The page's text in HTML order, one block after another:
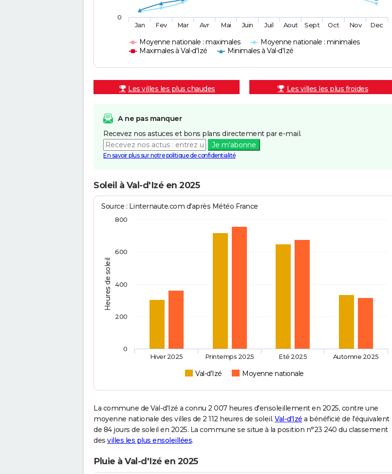
Moyenne nationale : maximales
Moyenne nationale : minimales
Maximales à Val-d'Izé
Minimales à Val-d'Izé
Jan Fev Mar Avr Mai Juin Juil Aout Sept Oct Nov Dec
0
Les villes les plus chaudes Les villes les plus froides
A ne pas manquer
Recevez nos astuces et bons plans directement par e-mail.
Je m'abonne
En savoir plus sur notre politique de confidentialité
Soleil à Val-d'Izé en 2025
Heures de soleil
Source : Linternaute.com d'après Météo France
Val-d'Izé Moyenne nationale
Hiver 2025 Printemps 2025 Eté 2025 Automne 2025
0
200
400
600
800
La commune de Val-d'Izé a connu 2 007 heures d'ensoleillement en 2025, contre une
moyenne nationale des villes de 2 112 heures de soleil. Val-d'Izé a bénéficié de l'équivalent
de 84 jours de soleil en 2025. La commune se situe à la position n°23 240 du classement
des villes les plus ensoleillées.
Pluie à Val-d'Izé en 2025